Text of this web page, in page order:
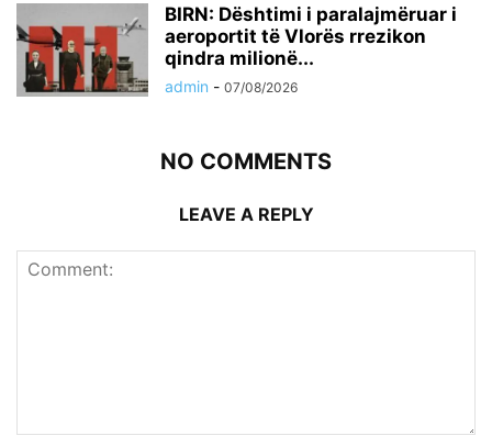
BIRN: Dështimi i paralajmëruar i
aeroportit të Vlorës rrezikon
qindra milionë...
admin - 07/08/2026
NO COMMENTS
LEAVE A REPLY